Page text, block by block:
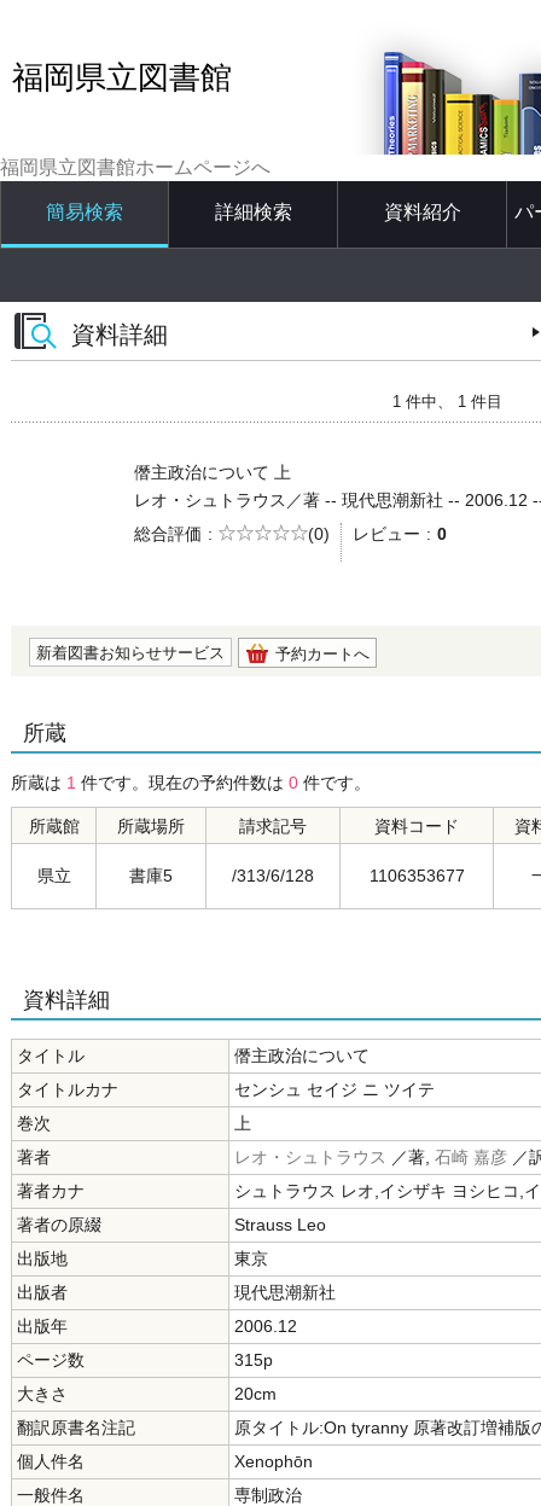
福岡県立図書館
福岡県立図書館ホームページへ
簡易検索 詳細検索 資料紹介 パ
資料詳細
1 件中、 1 件目
僭主政治について 上
レオ・シュトラウス／著 -- 現代思潮新社 -- 2006.12
総合評価
5段階評価
(0) レビュー 0
新着図書お知らせサービス 予約カートへ
所蔵
所蔵は 1 件です。現在の予約件数は 0 件です。
所蔵館 所蔵場所 請求記号 資料コード 資
県立 書庫5 /313/6/128 1106353677
資料詳細
タイトル
僭主政治について
タイトルカナ
センシュ セイジ ニ ツイテ
巻次
上
著者
レオ・シュトラウス ／著, 石崎 嘉彦 ／
著者カナ
シュトラウス レオ,イシザキ ヨシヒコ,
著者の原綴
Strauss Leo
出版地
東京
出版者
現代思潮新社
出版年
2006.12
ページ数
315p
大きさ
20cm
翻訳原書名注記
原タイトル:On tyranny 原著改訂増補版
個人件名
Xenophōn
一般件名
専制政治